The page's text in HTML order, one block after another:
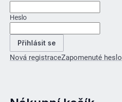
Heslo
Přihlásit se
Nová registraceZapomenuté heslo